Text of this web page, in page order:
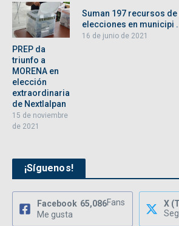
PREP da
triunfo a
MORENA en
elección
extraordinaria
de Nextlalpan
15 de noviembre
de 2021
Suman 197 recursos
elecciones en municipi
16 de junio de 2021
¡Síguenos!
Facebook 65,086Fans
Me gusta
X